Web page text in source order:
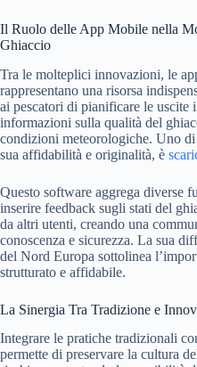
Il Ruolo delle App Mobile nella
Ghiaccio
Tra le molteplici innovazioni, le
rappresentano una risorsa
ai pescatori di pianificare le
informazioni sulla qualità del
condizioni meteorologiche. Uno
sua affidabilità e originalità, è
Questo software aggrega diverse
inserire feedback sugli stati del
da altri utenti, creando una
conoscenza e sicurezza. La sua
del Nord Europa sottolinea
strutturato e affidabile.
La Sinergia Tra Tradizione e
Integrare le pratiche tradizionali
permette di preservare la cultura